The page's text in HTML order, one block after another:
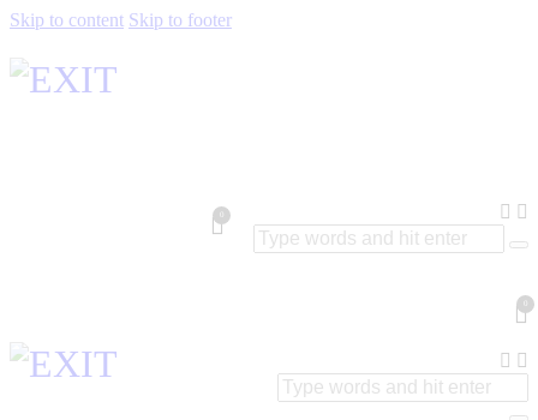
Skip to content Skip to footer